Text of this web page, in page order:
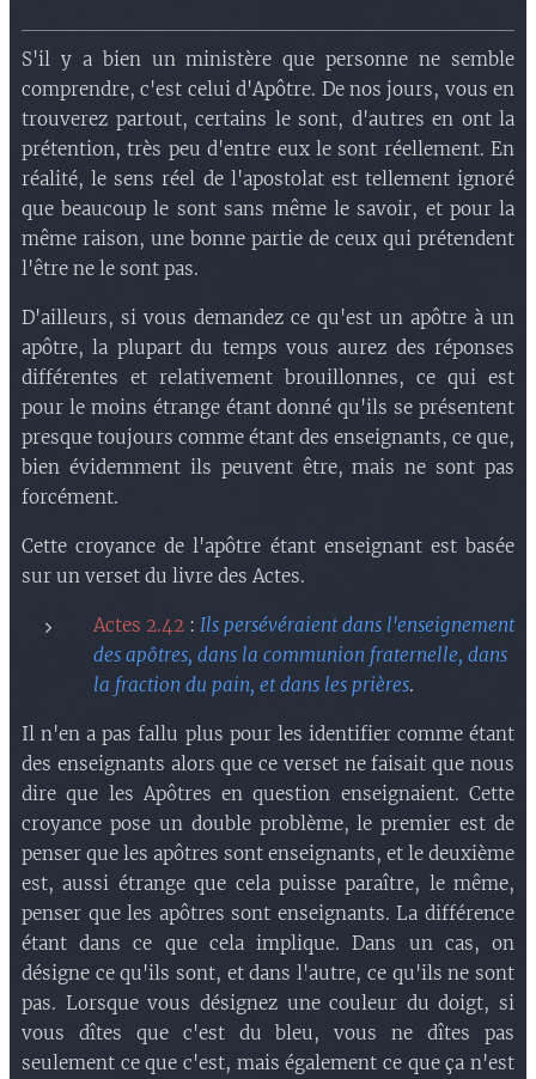
S'il y a bien un ministère que personne ne semble
comprendre, c'est celui d'Apôtre. De nos jours, vous en
trouverez partout, certains le sont, d'autres en ont la
prétention, très peu d'entre eux le sont réellement. En
réalité, le sens réel de l'apostolat est tellement ignoré
que beaucoup le sont sans même le savoir, et pour la
même raison, une bonne partie de ceux qui prétendent
l'être ne le sont pas.
D'ailleurs, si vous demandez ce qu'est un apôtre à un
apôtre, la plupart du temps vous aurez des réponses
différentes et relativement brouillonnes, ce qui est
pour le moins étrange étant donné qu'ils se présentent
presque toujours comme étant des enseignants, ce que,
bien évidemment ils peuvent être, mais ne sont pas
forcément.
Cette croyance de l'apôtre étant enseignant est basée
sur un verset du livre des Actes.
Actes 2.42 : Ils persévéraient dans l'enseignement
des apôtres, dans la communion fraternelle, dans
la fraction du pain, et dans les prières.
Il n'en a pas fallu plus pour les identifier comme étant
des enseignants alors que ce verset ne faisait que nous
dire que les Apôtres en question enseignaient. Cette
croyance pose un double problème, le premier est de
penser que les apôtres sont enseignants, et le deuxième
est, aussi étrange que cela puisse paraître, le même,
penser que les apôtres sont enseignants. La différence
étant dans ce que cela implique. Dans un cas, on
désigne ce qu'ils sont, et dans l'autre, ce qu'ils ne sont
pas. Lorsque vous désignez une couleur du doigt, si
vous dîtes que c'est du bleu, vous ne dîtes pas
seulement ce que c'est, mais également ce que ça n'est